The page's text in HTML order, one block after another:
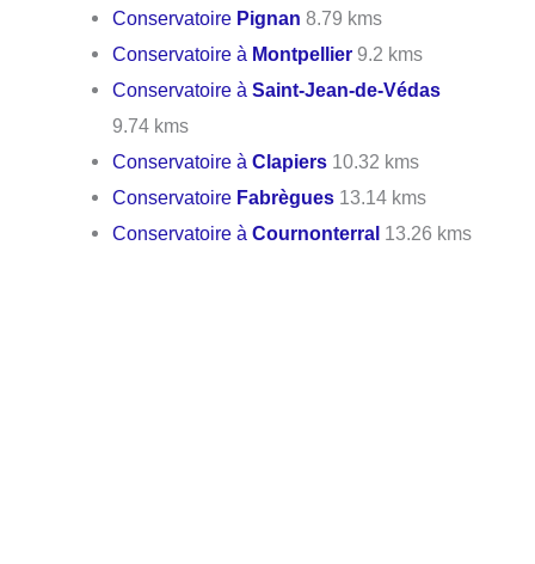
Conservatoire Pignan 8.79 kms
Conservatoire à Montpellier 9.2 kms
Conservatoire àSaint-Jean-de-Védas
9.74 kms
Conservatoire àClapiers 10.32 kms
Conservatoire Fabrègues 13.14 kms
Conservatoire àCournonterral 13.26 kms